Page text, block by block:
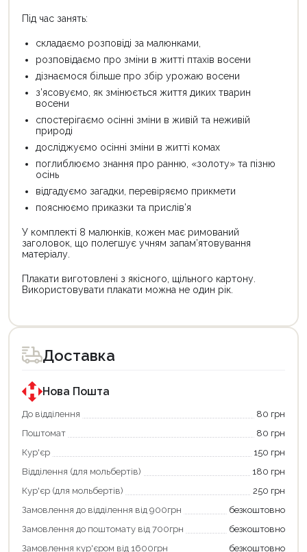
Під час занять:
складаємо розповіді за малюнками,
розповідаємо про зміни в житті птахів восени
дізнаємося більше про збір урожаю восени
з’ясовуємо, як змінюється життя диких тварин
восени
спостерігаємо осінні зміни в живій та неживій
природі
досліджуємо осінні зміни в житті комах
поглиблюємо знання про ранню, «золоту» та пізню
осінь
відгадуємо загадки, перевіряємо прикмети
пояснюємо приказки та прислів’я
У комплекті 8 малюнків, кожен має римований
заголовок, що полегшує учням запам’ятовування
матеріалу.
Плакати виготовлені з якісного, щільного картону.
Використовувати плакати можна не один рік.
Доставка
Нова Пошта
До відділення
80 грн
Поштомат
80 грн
Кур'єр
150 грн
Відділення (для мольбертів)
180 грн
Кур'єр (для мольбертів)
250 грн
Замовлення до відділення від 900грн
безкоштовно
Замовлення до поштомату від 700грн
безкоштовно
Замовлення кур'єром від 1600грн
безкоштовно